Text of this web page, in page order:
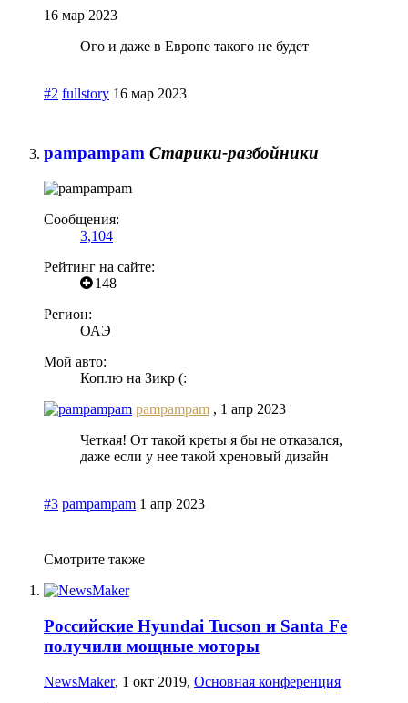
16 мар 2023
Ого и даже в Европе такого не будет
#2 fullstory 16 мар 2023
pampampam Старики-разбойники
Сообщения:
3,104
Рейтинг на сайте:
148
Регион:
ОАЭ
Мой авто:
Коплю на Зикр (:
pampampam , 1 апр 2023
Четкая! От такой креты я бы не отказался,
даже если у нее такой хреновый дизайн
#3 pampampam 1 апр 2023
Смотрите также
Российские Hyundai Tucson и Santa Fe
получили мощные моторы
NewsMaker, 1 окт 2019, Основная конференция